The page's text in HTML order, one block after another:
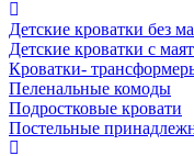
Детские кроватки без
Детские кроватки с
Кроватки-
Пеленальные комоды
Подростковые кровати
Постельные